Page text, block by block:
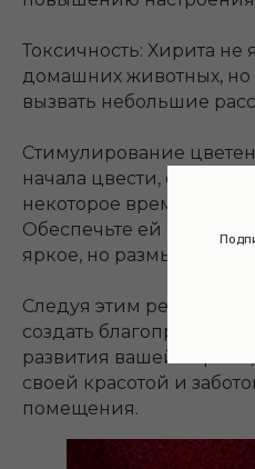
Токсичность: Хирита не
домашних животных,
вызвать небольшие
Стимулирование
начала цвести, ей может
некоторое время для
Обеспечьте ей
яркое, но размытое
Следуя этим
создать благоприятные
развития вашей хириты,
своей красотой и
помещения.